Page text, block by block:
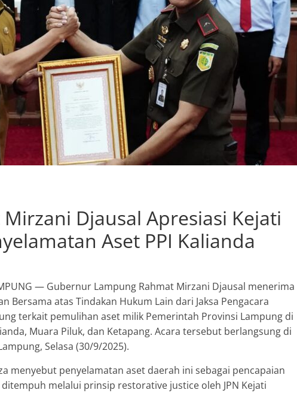
Djausal Apresiasi Kejati
Aset PPI Kalianda
— Gubernur Lampung Rahmat Mirzani Djausal menerima
Bersama atas Tindakan Hukum Lain dari Jaksa Pengacara
terkait pemulihan aset milik Pemerintah Provinsi Lampung di
Muara Piluk, dan Ketapang. Acara tersebut berlangsung di
Selasa (30/9/2025).
menyebut penyelamatan aset daerah ini sebagai pencapaian
melalui prinsip restorative justice oleh JPN Kejati